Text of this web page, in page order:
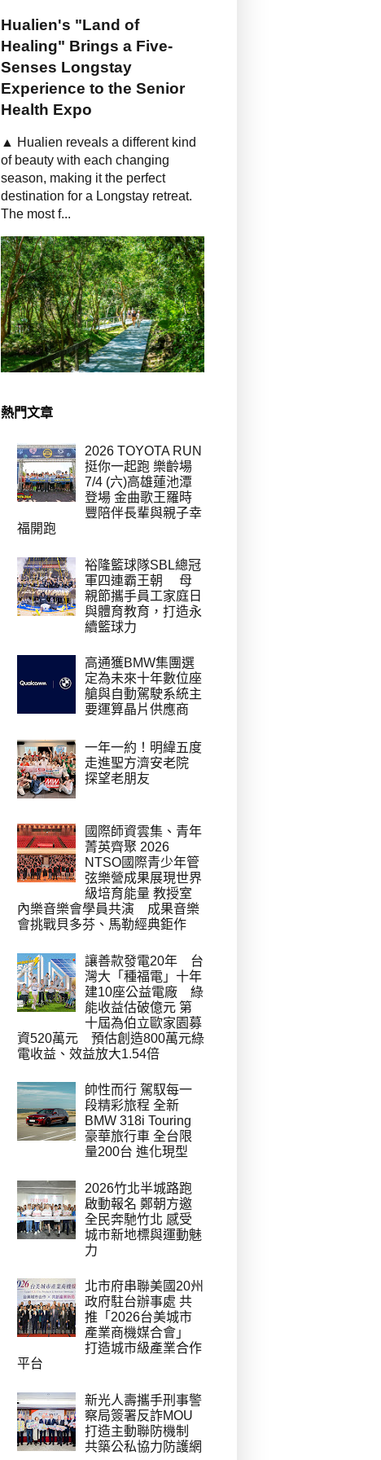
Hualien's "Land of
Healing" Brings a Five-
Senses Longstay
Experience to the Senior
Health Expo
▲ Hualien reveals a different kind
of beauty with each changing
season, making it the perfect
destination for a Longstay retreat.
The most f...
熱門文章
2026 TOYOTA RUN
挺你一起跑 樂齡場
7/4 (六)高雄蓮池潭
登場 金曲歌王羅時
豐陪伴長輩與親子幸
福開跑
裕隆籃球隊SBL總冠
軍四連霸王朝 母
親節攜手員工家庭日
與體育教育，打造永
續籃球力
高通獲BMW集團選
定為未來十年數位座
艙與自動駕駛系統主
要運算晶片供應商
一年一約！明緯五度
走進聖方濟安老院
探望老朋友
國際師資雲集、青年
菁英齊聚 2026
NTSO國際青少年管
弦樂營成果展現世界
級培育能量 教授室
內樂音樂會學員共演 成果音樂
會挑戰貝多芬、馬勒經典鉅作
讓善款發電20年 台
灣大「種福電」十年
建10座公益電廠 綠
能收益估破億元 第
十屆為伯立歐家園募
資520萬元 預估創造800萬元綠
電收益、效益放大1.54倍
帥性而行 駕馭每一
段精彩旅程 全新
BMW 318i Touring
豪華旅行車 全台限
量200台 進化現型
2026竹北半城路跑
啟動報名 鄭朝方邀
全民奔馳竹北 感受
城市新地標與運動魅
力
北市府串聯美國20州
政府駐台辦事處 共
推「2026台美城市
產業商機媒合會」
打造城市級產業合作
平台
新光人壽攜手刑事警
察局簽署反詐MOU
打造主動聯防機制
共築公私協力防護網